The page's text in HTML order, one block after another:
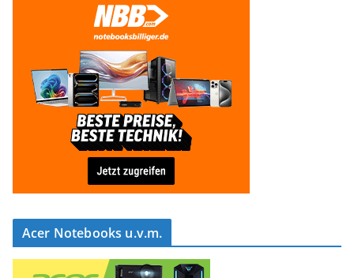
Acer Notebooks u.v.m.